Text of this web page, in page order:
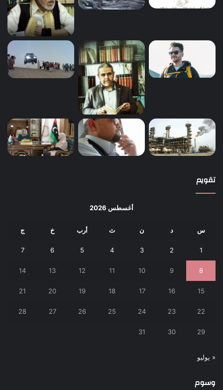
تقويم
أغسطس 2026
س د ن ث أرب خ ج
1
2
3
4
5
6
7
8
9
10
11
12
13
14
15
16
17
18
19
20
21
22
23
24
25
26
27
28
29
30
31
« يوليو
وسوم